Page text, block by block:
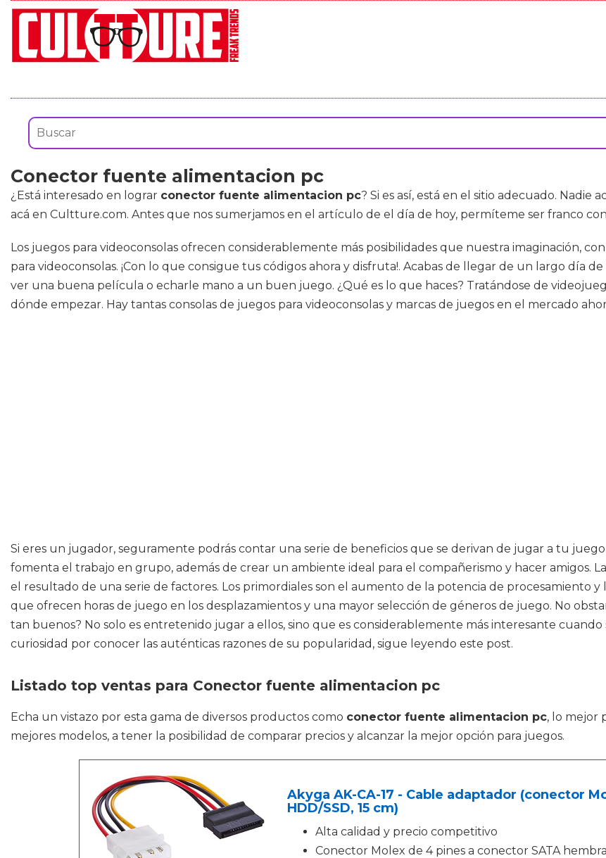
Conector fuente alimentacion pc
¿Está interesado en lograr conector fuente alimentacion pc? Si es así, está en el sitio adecuado. Nadie
acá en Cultture.com. Antes que nos sumerjamos en el artículo de el día de hoy, permíteme ser franco
Los juegos para videoconsolas ofrecen considerablemente más posibilidades que nuestra imaginación,
para videoconsolas. ¡Con lo que consigue tus códigos ahora y disfruta!. Acabas de llegar de un largo día
ver una buena película o echarle mano a un buen juego. ¿Qué es lo que haces? Tratándose de
dónde empezar. Hay tantas consolas de juegos para videoconsolas y marcas de juegos en el mercado
Si eres un jugador, seguramente podrás contar una serie de beneficios que se derivan de jugar a tu
fomenta el trabajo en grupo, además de crear un ambiente ideal para el compañerismo y hacer amigos.
el resultado de una serie de factores. Los primordiales son el aumento de la potencia de procesamiento y
que ofrecen horas de juego en los desplazamientos y una mayor selección de géneros de juego. No
tan buenos? No solo es entretenido jugar a ellos, sino que es considerablemente más interesante
curiosidad por conocer las auténticas razones de su popularidad, sigue leyendo este post.
Listado top ventas para Conector fuente alimentacion pc
Echa un vistazo por esta gama de diversos productos como conector fuente alimentacion pc, lo mejor
mejores modelos, a tener la posibilidad de comparar precios y alcanzar la mejor opción para juegos.
Akyga AK-CA-17 - Cable adaptador (conector
HDD/SSD, 15 cm)
Alta calidad y precio competitivo
Conector Molex de 4 pines a conector SATA hembra